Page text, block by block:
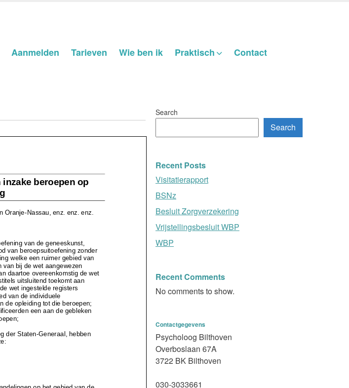
Aanmelden Tarieven Wie ben ik Praktisch Contact
Search
Search
Recent Posts
Visitatierapport
BSNz
Besluit Zorgverzekering
Vrijstellingsbesluit WBP
WBP
Recent Comments
No comments to show.
Contactgegevens
Psycholoog Bilthoven
Overboslaan 67A
3722 BK Bilthoven
030-3033661